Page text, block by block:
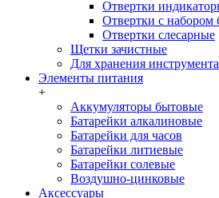
Отвертки
Отвертки с набором
Отвертки слесарные
Щетки зачистные
Для хранения инструмента
Элементы питания
+
Аккумуляторы бытовые
Батарейки алкалиновые
Батарейки для часов
Батарейки литиевые
Батарейки солевые
Воздушно-цинковые
Аксессуары